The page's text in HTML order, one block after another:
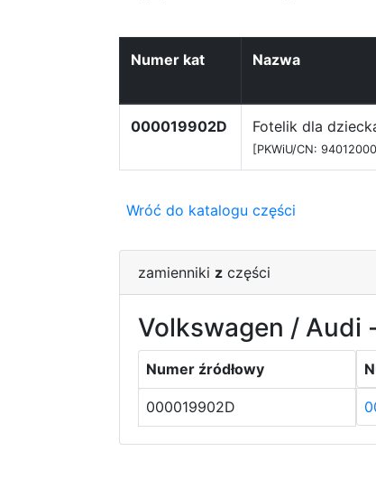
Numer kat Nazwa
000019902D Fotelik dla
[PKWiU/CN:
Wróć do katalogu części
zamienniki z części
Volkswagen / Audi
Numer źródłowy
000019902D